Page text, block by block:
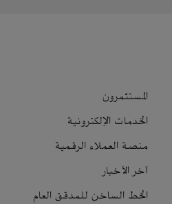
المستثمرون
الخدمات الإلكترونية
منصة العملاء الرقمية
آخر الأخبار
الخط الساخن للمدقق العام